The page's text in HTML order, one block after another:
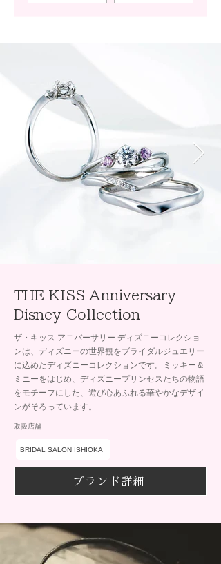
THE KISS Anniversary
Disney Collection
ザ・キッス アニバーサリー ディズニーコレクショ
ンは、ディズニーの世界観をブライダルジュエリー
に込めたディズニーコレクションです。ミッキー＆
ミニーをはじめ、ディズニープリンセスたちの物語
をモチーフにした、遊び心あふれる華やかなデザイ
ンがそろっています。
取扱店舗
BRIDAL SALON ISHIOKA
ブランド詳細